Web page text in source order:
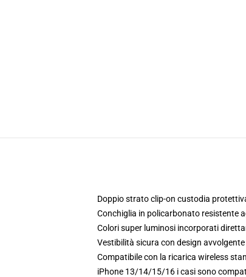
Doppio strato clip-on custodia
Conchiglia in policarbonato resistente
Colori super luminosi incorporati
Vestibilità sicura con design
Compatibile con la ricarica wireless
iPhone 13/14/15/16 i casi sono